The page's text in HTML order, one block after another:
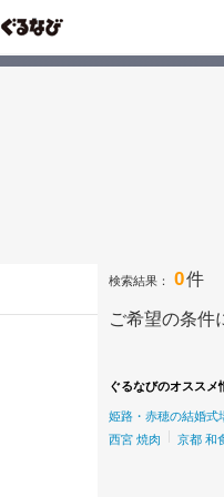
検索結果： 0件
ご希望の条件
ぐるなびのオススメ
姫路・赤穂の結婚式
西宮 焼肉
京都 和